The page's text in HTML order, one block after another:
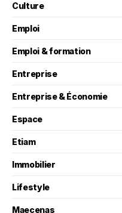
Culture
Emploi
Emploi & formation
Entreprise
Entreprise & Économie
Espace
Etiam
Immobilier
Lifestyle
Maecenas